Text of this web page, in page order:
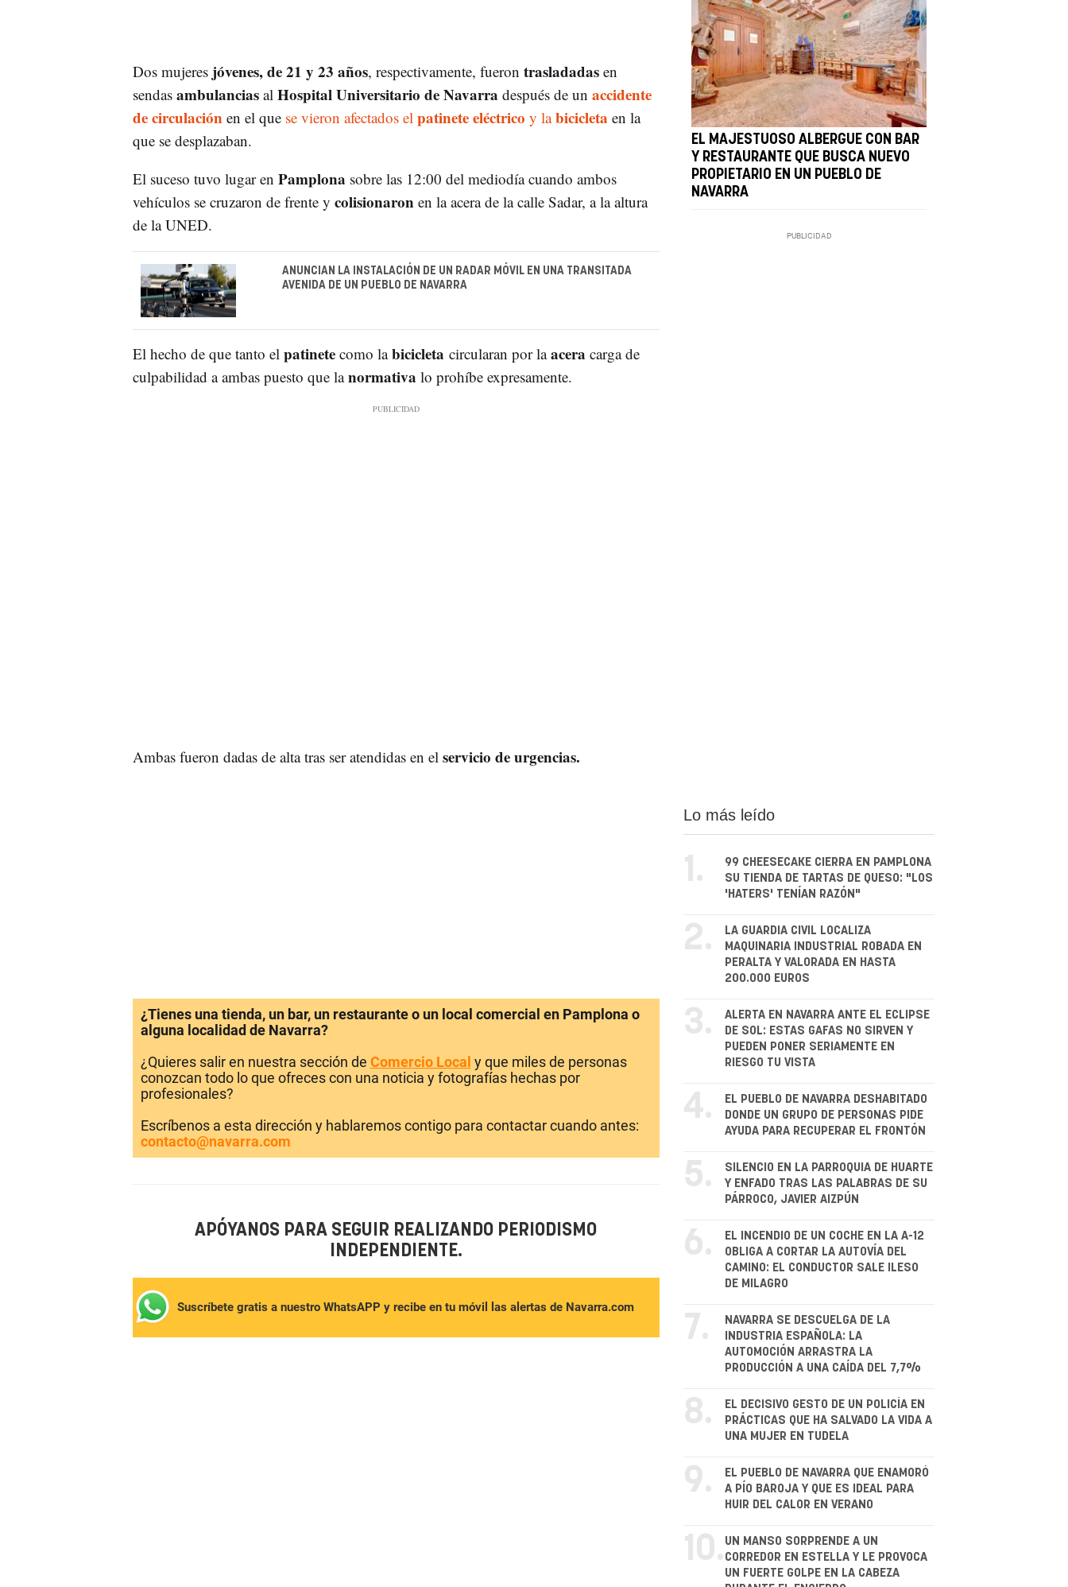
Dos mujeres jóvenes, de 21 y 23 años, respectivamente, fueron trasladadas en
sendas ambulancias al Hospital Universitario de Navarra después de un accidente
de circulación en el que se vieron afectados el patinete eléctrico y labicicleta en la
que se desplazaban.
El suceso tuvo lugar en Pamplona sobre las 12:00 del mediodía cuando ambos
vehículos se cruzaron de frente y colisionaron en la acera de la calle Sadar, a la altura
de la UNED.
ANUNCIAN LA INSTALACIÓN DE UN RADAR MÓVIL EN UNA TRANSITADA
AVENIDA DE UN PUEBLO DE NAVARRA
El hecho de que tanto el patinete como labicicleta circularan por laacera carga de
culpabilidad a ambas puesto que lanormativa lo prohíbe expresamente.
Ambas fueron dadas de alta tras ser atendidas en elservicio de urgencias.
EL MAJESTUOSO ALBERGUE CON BAR
Y RESTAURANTE QUE BUSCA NUEVO
PROPIETARIO EN UN PUEBLO DE
NAVARRA
¿Tienes una tienda, un bar, un restaurante o un local comercial en Pamplona o
alguna localidad de Navarra?
¿Quieres salir en nuestra sección de Comercio Local y que miles de personas
conozcan todo lo que ofreces con una noticia y fotografías hechas por
profesionales?
Escríbenos a esta dirección y hablaremos contigo para contactar cuando antes:
contacto@navarra.com
APÓYANOS PARA SEGUIR REALIZANDO PERIODISMO
INDEPENDIENTE.
Suscríbete gratis a nuestro WhatsAPP y recibe en tu móvil las alertas de Navarra.com
Lo más leído
1.
99 CHEESECAKE CIERRA EN PAMPLONA
SU TIENDA DE TARTAS DE QUESO: "LOS
'HATERS' TENÍAN RAZÓN"
2.
LA GUARDIA CIVIL LOCALIZA
MAQUINARIA INDUSTRIAL ROBADA EN
PERALTA Y VALORADA EN HASTA
200.000 EUROS
3.
ALERTA EN NAVARRA ANTE EL ECLIPSE
DE SOL: ESTAS GAFAS NO SIRVEN Y
PUEDEN PONER SERIAMENTE EN
RIESGO TU VISTA
4.
EL PUEBLO DE NAVARRA DESHABITADO
DONDE UN GRUPO DE PERSONAS PIDE
AYUDA PARA RECUPERAR EL FRONTÓN
5.
SILENCIO EN LA PARROQUIA DE HUARTE
Y ENFADO TRAS LAS PALABRAS DE SU
PÁRROCO, JAVIER AIZPÚN
6.
EL INCENDIO DE UN COCHE EN LA A-12
OBLIGA A CORTAR LA AUTOVÍA DEL
CAMINO: EL CONDUCTOR SALE ILESO
DE MILAGRO
7.
NAVARRA SE DESCUELGA DE LA
INDUSTRIA ESPAÑOLA: LA
AUTOMOCIÓN ARRASTRA LA
PRODUCCIÓN A UNA CAÍDA DEL 7,7%
8.
EL DECISIVO GESTO DE UN POLICÍA EN
PRÁCTICAS QUE HA SALVADO LA VIDA A
UNA MUJER EN TUDELA
9.
EL PUEBLO DE NAVARRA QUE ENAMORÓ
A PÍO BAROJA Y QUE ES IDEAL PARA
HUIR DEL CALOR EN VERANO
10. UN MANSO SORPRENDE A UN
CORREDOR EN ESTELLA Y LE PROVOCA
UN FUERTE GOLPE EN LA CABEZA